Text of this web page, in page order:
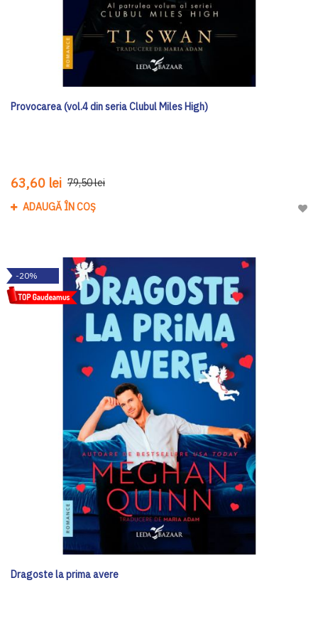
Provocarea (vol.4 din seria Clubul Miles High)
63,60 lei 79,50 lei
ADAUGĂ ÎN COȘ
-20%
Dragoste la prima avere